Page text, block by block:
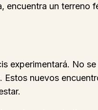
un terreno
experimentará. No
nuevos